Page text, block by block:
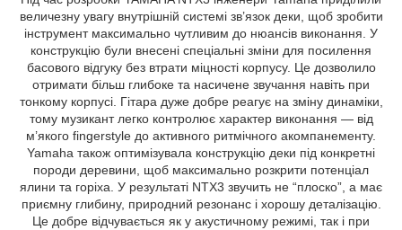
величезну увагу внутрішній системі зв’язок деки, щоб зробити
інструмент максимально чутливим до нюансів виконання. У
конструкцію були внесені спеціальні зміни для посилення
басового відгуку без втрати міцності корпусу. Це дозволило
отримати більш глибоке та насичене звучання навіть при
тонкому корпусі. Гітара дуже добре реагує на зміну динаміки,
тому музикант легко контролює характер виконання — від
м’якого fingerstyle до активного ритмічного акомпанементу.
Yamaha також оптимізувала конструкцію деки під конкретні
породи деревини, щоб максимально розкрити потенціал
ялини та горіха. У результаті NTX3 звучить не “плоско”, а має
приємну глибину, природний резонанс і хорошу деталізацію.
Це добре відчувається як у акустичному режимі, так і при